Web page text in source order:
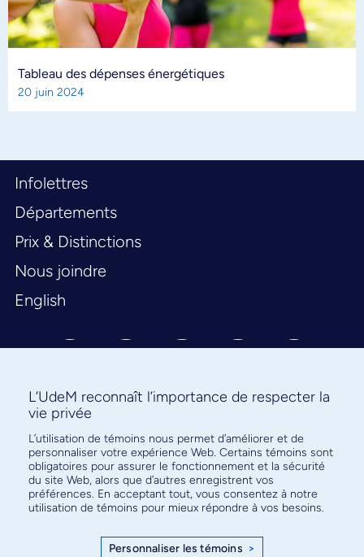
Tableau des dépenses énergétiques
20 juin 2024
Infolettres
Départements
Prix & Distinctions
Nous joindre
English
Abonnez-vous à notre infolettre
pour connaître l’actualité facultaire
L’UdeM reconnaît l’importance de respecter la
vie privée
L’utilisation de témoins nous permet d’améliorer et de
personnaliser votre expérience Web. Certains témoins sont
obligatoires pour assurer le fonctionnement et la sécurité
du site Web, alors que d’autres enregistrent vos
préférences. En acceptant tout, vous consentez à notre
utilisation de témoins pour mieux répondre à vos besoins.
Personnaliser les témoins >